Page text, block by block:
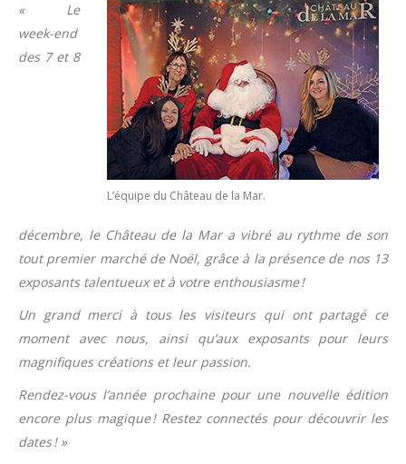
L’équipe du Château de la Mar.
« Le
week-end
des 7 et 8
décembre, le Château de la Mar a vibré au rythme de son
tout premier marché de Noël, grâce à la présence de nos 13
exposants talentueux et à votre enthousiasme !
Un grand merci à tous les visiteurs qui ont partagé ce
moment avec nous, ainsi qu’aux exposants pour leurs
magnifiques créations et leur passion.
Rendez-vous l’année prochaine pour une nouvelle édition
encore plus magique ! Restez connectés pour découvrir les
dates ! »